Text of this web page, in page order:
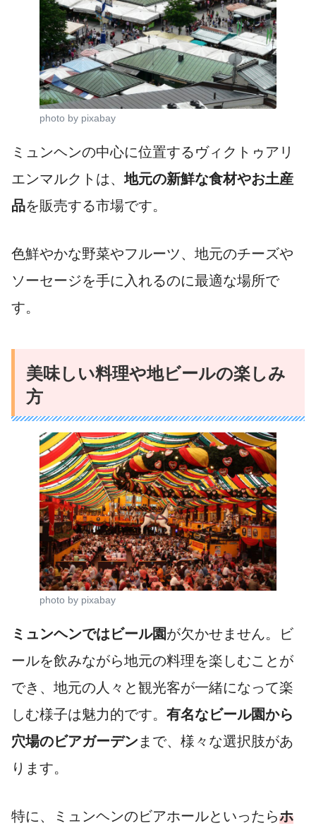
photo by pixabay
ミュンヘンの中心に位置するヴィクトゥアリ
エンマルクトは、地元の新鮮な食材やお土産
品を販売する市場です。
色鮮やかな野菜やフルーツ、地元のチーズや
ソーセージを手に入れるのに最適な場所で
す。
美味しい料理や地ビールの楽しみ
方
photo by pixabay
ミュンヘンではビール園が欠かせません。ビ
ールを飲みながら地元の料理を楽しむことが
でき、地元の人々と観光客が一緒になって楽
しむ様子は魅力的です。 有名なビール園から
穴場のビアガーデン まで、様々な選択肢があ
ります。
特に、ミュンヘンのビアホールといったらホ